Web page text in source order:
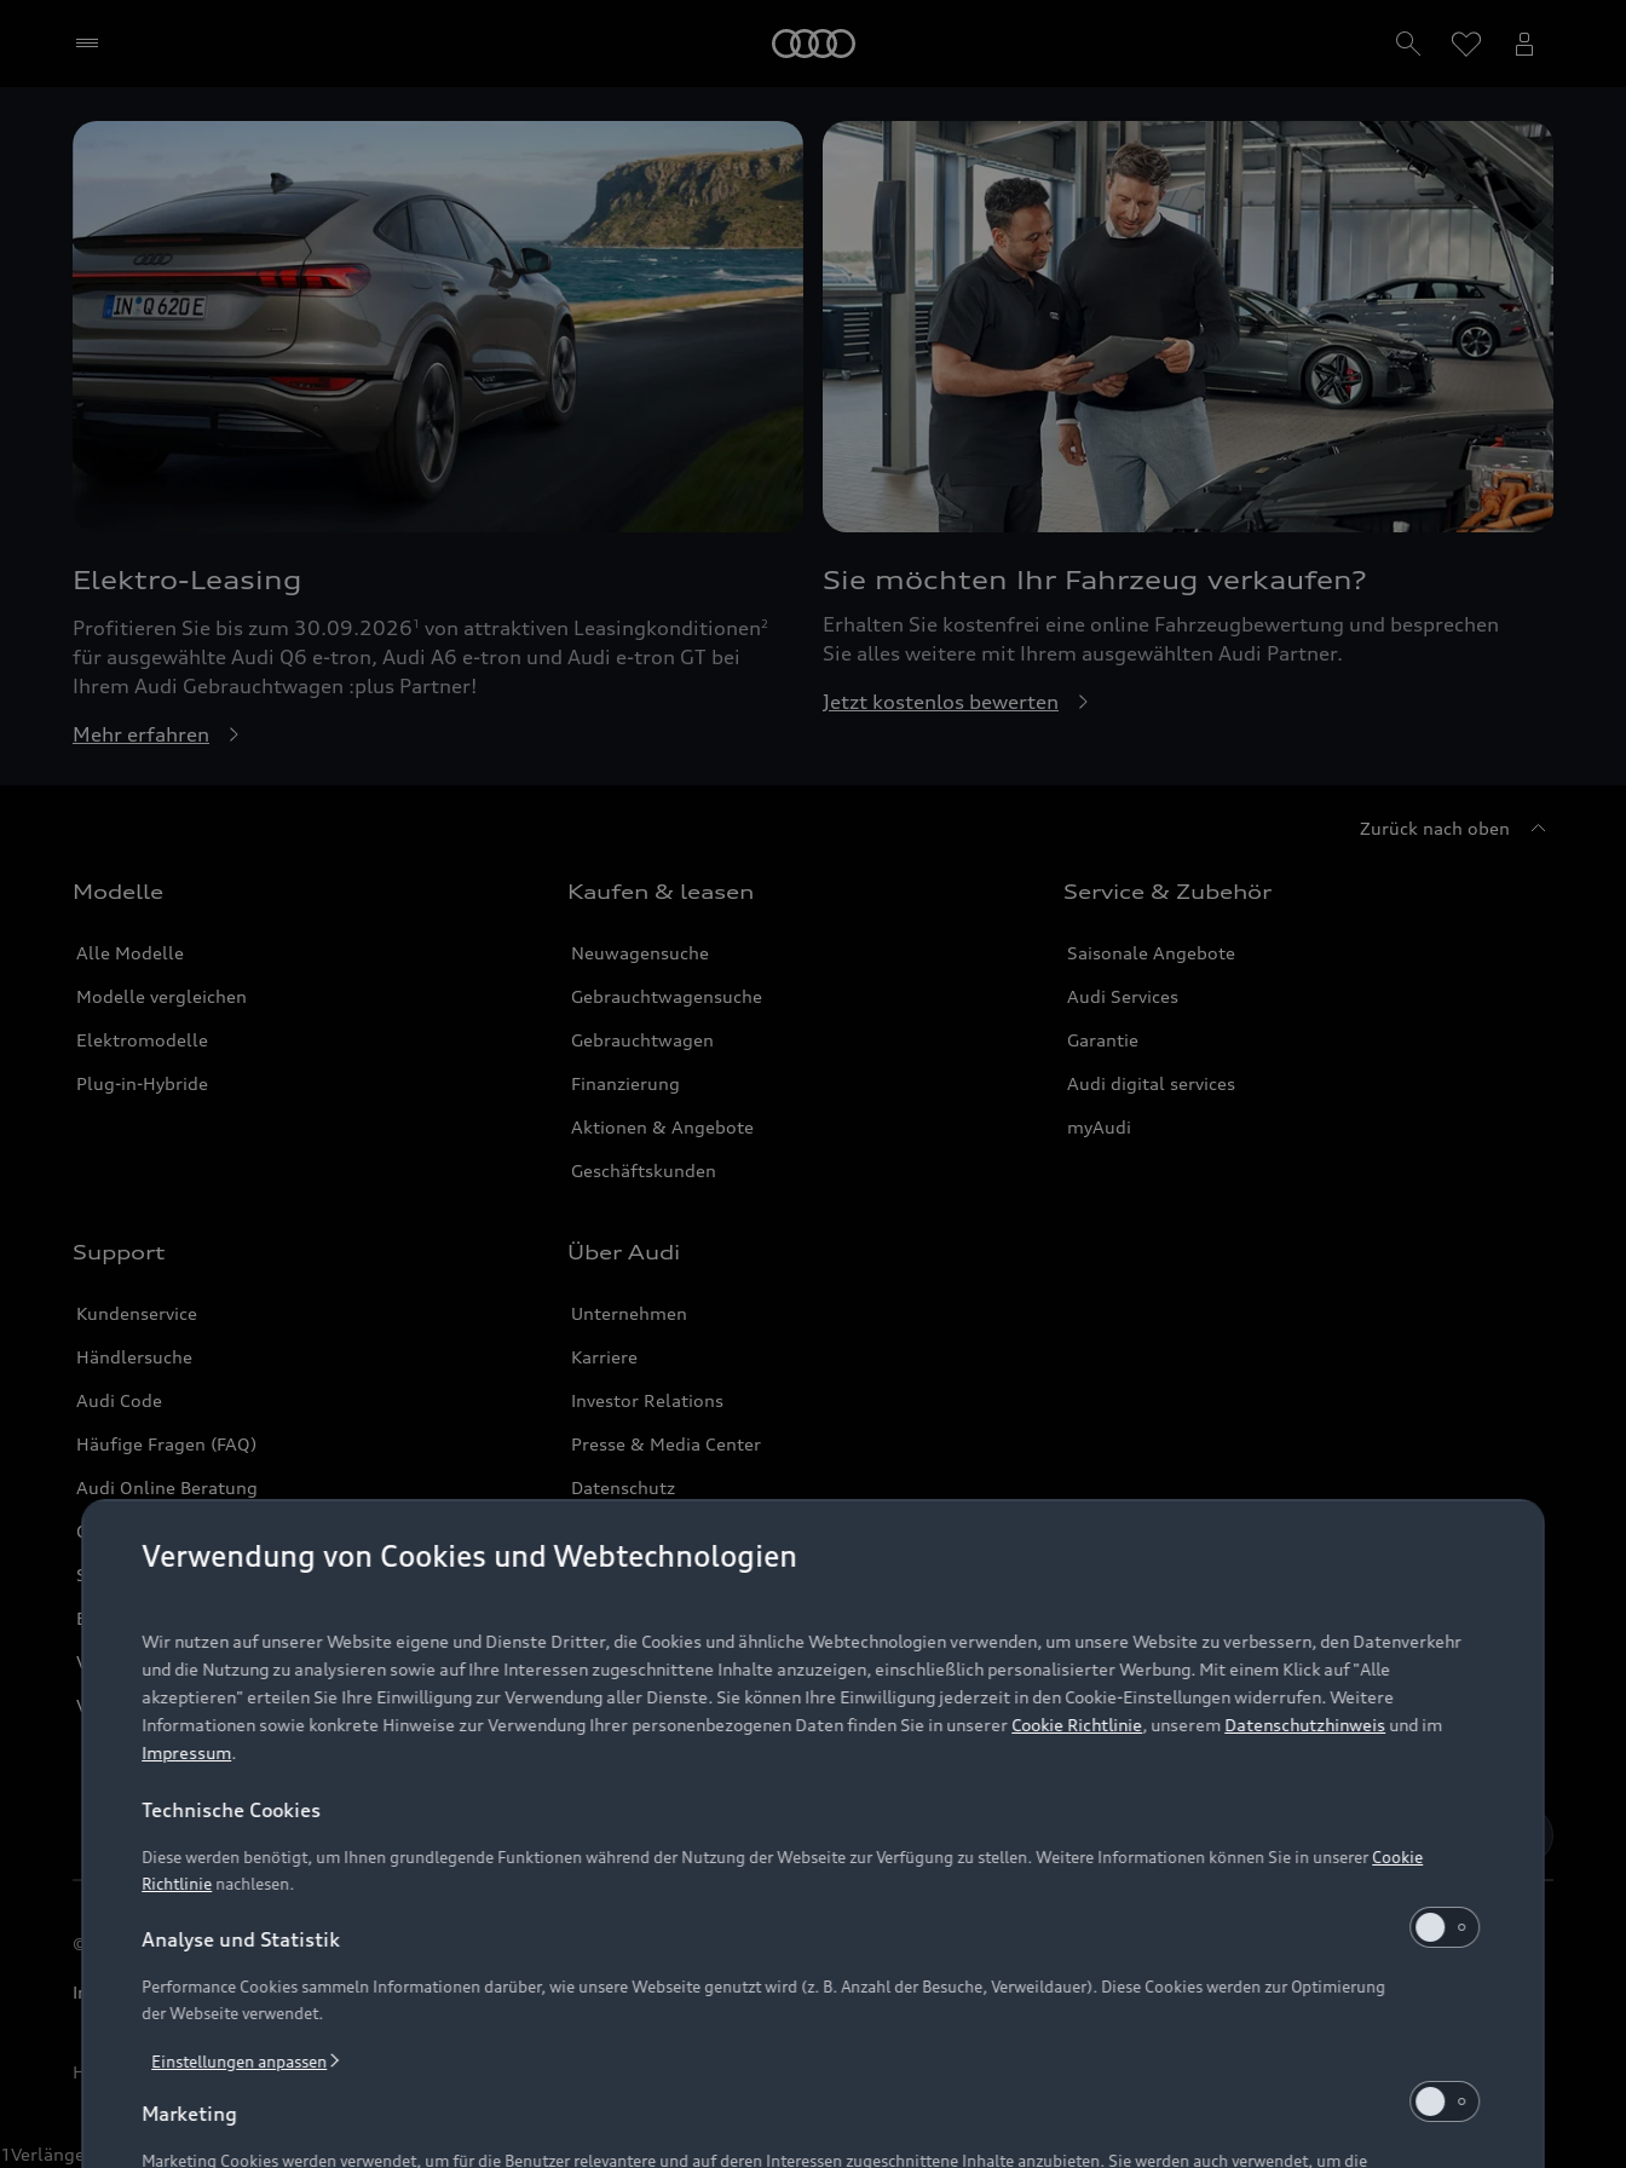
Elektro-Leasing
Profitieren Sie bis zum 30.09.20261 von attraktiven Leasingkonditionen2
für ausgewählte Audi Q6 e-tron, Audi A6 e-tron und Audi e-tron GT bei
Ihrem Audi Gebrauchtwagen :plus Partner!
Mehr erfahren
Sie möchten Ihr Fahrzeug verkaufen?
Erhalten Sie kostenfrei eine online Fahrzeugbewertung und besprechen
Sie alles weitere mit Ihrem ausgewählten Audi Partner.
Jetzt kostenlos bewerten
Zurück nach oben
Modelle
Alle Modelle
Modelle vergleichen
Elektromodelle
Plug-in-Hybride
Kaufen & leasen
Neuwagensuche
Gebrauchtwagensuche
Gebrauchtwagen
Finanzierung
Aktionen & Angebote
Geschäftskunden
Service & Zubehör
Saisonale Angebote
Audi Services
Garantie
Audi digital services
myAudi
Support
Kundenservice
Händlersuche
Audi Code
Häufige Fragen (FAQ)
Audi Online Beratung
Online-Terminvereinbarung
Servicekontakt
Bordbuch & Bedienungsanleitungen
Verträge kündigen
Vertrag widerrufen
Über Audi
Unternehmen
Karriere
Investor Relations
Presse & Media Center
Datenschutz
© 2026 AUDI AG. Alle Rechte vorbehalten
Impressum Rechtliches Hinweisgebersystem Datenschutzinformation Cookie-Einstellungen Cookie-Richtlinie Barrierefreiheit Digital Services Act
Hinweis: Die aktuelle Darstellung und Anordnung der Embleme am Fahrzeug bei allen Abbildungen auf dieser Webseite kann abweichen.
1Verlängerung vorbehalten.
Verwendung von Cookies und Webtechnologien
Wir nutzen auf unserer Website eigene und Dienste Dritter, die Cookies und ähnliche Webtechnologien verwenden, um unsere Website zu verbessern, den Datenverkehr
und die Nutzung zu analysieren sowie auf Ihre Interessen zugeschnittene Inhalte anzuzeigen, einschließlich personalisierter Werbung. Mit einem Klick auf "Alle
akzeptieren" erteilen Sie Ihre Einwilligung zur Verwendung aller Dienste. Sie können Ihre Einwilligung jederzeit in den Cookie-Einstellungen widerrufen. Weitere
Informationen sowie konkrete Hinweise zur Verwendung Ihrer personenbezogenen Daten finden Sie in unserer Cookie Richtlinie, unserem Datenschutzhinweis und im
Impressum.
Technische Cookies
Diese werden benötigt, um Ihnen grundlegende Funktionen während der Nutzung der Webseite zur Verfügung zu stellen. Weitere Informationen können Sie in unsererCookie
Richtlinie nachlesen.
Analyse und Statistik
Performance Cookies sammeln Informationen darüber, wie unsere Webseite genutzt wird (z. B. Anzahl der Besuche, Verweildauer). Diese Cookies werden zur Optimierung
der Webseite verwendet.
Einstellungen anpassen
Marketing
Marketing Cookies werden verwendet, um für die Benutzer relevantere und auf deren Interessen zugeschnittene Inhalte anzubieten. Sie werden auch verwendet, um die